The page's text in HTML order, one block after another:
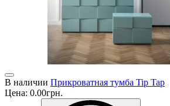
В наличии Прикроватная тумба Tip Tap
Цена: 0.00грн.